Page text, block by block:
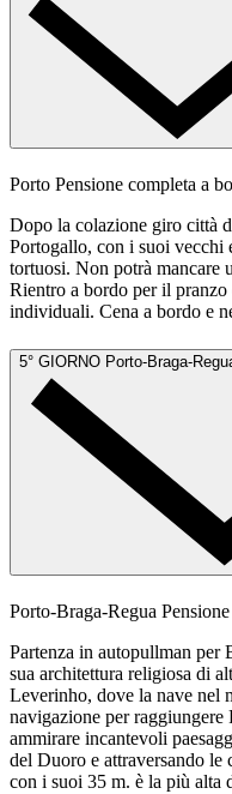
Porto Pensione completa a
Dopo la colazione giro città
Portogallo, con i suoi
tortuosi. Non potrà mancare
Rientro a bordo per il
individuali. Cena a bordo e
5° GIORNO Porto-Braga-
Porto-Braga-Regua
Partenza in autopullman per
sua architettura religiosa di
Leverinho, dove la nave nel
navigazione per raggiungere
ammirare incantevoli
del Duoro e attraversando le
con i suoi 35 m. è la più alta